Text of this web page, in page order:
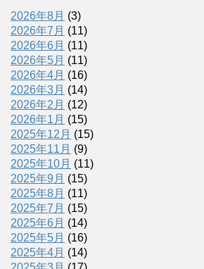
2026年8月 (3)
2026年7月 (11)
2026年6月 (11)
2026年5月 (11)
2026年4月 (16)
2026年3月 (14)
2026年2月 (12)
2026年1月 (15)
2025年12月 (15)
2025年11月 (9)
2025年10月 (11)
2025年9月 (15)
2025年8月 (11)
2025年7月 (15)
2025年6月 (14)
2025年5月 (16)
2025年4月 (14)